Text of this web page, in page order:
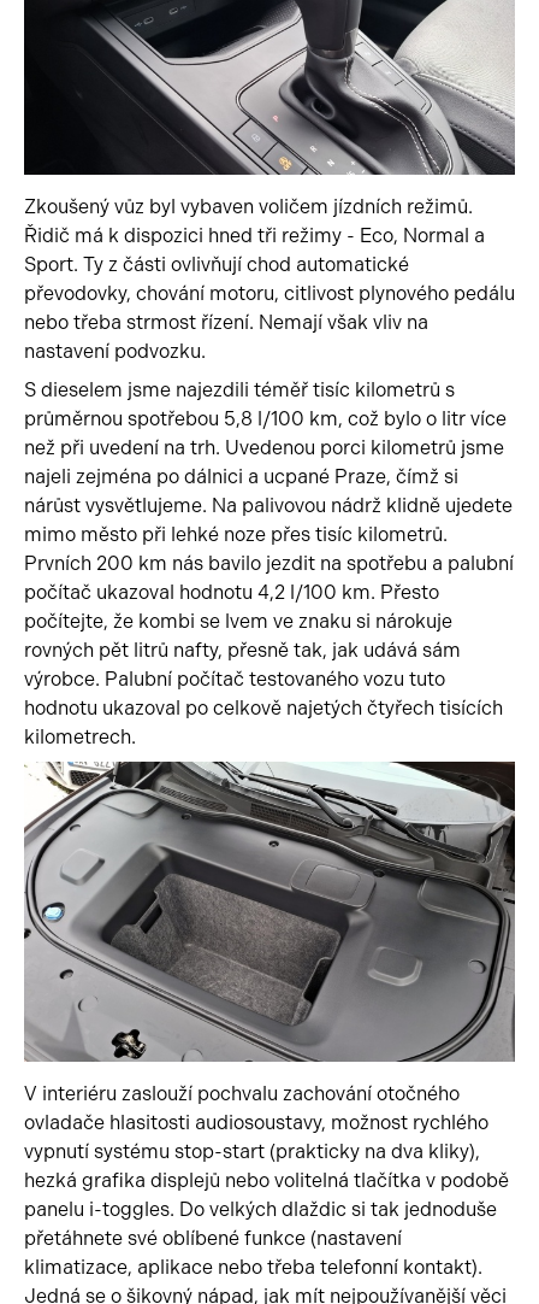
Zkoušený vůz byl vybaven voličem jízdních režimů.
Řidič má k dispozici hned tři režimy - Eco, Normal a
Sport. Ty z části ovlivňují chod automatické
převodovky, chování motoru, citlivost plynového pedálu
nebo třeba strmost řízení. Nemají však vliv na
nastavení podvozku.
S dieselem jsme najezdili téměř tisíc kilometrů s
průměrnou spotřebou 5,8 l/100 km, což bylo o litr více
než při uvedení na trh. Uvedenou porci kilometrů jsme
najeli zejména po dálnici a ucpané Praze, čímž si
nárůst vysvětlujeme. Na palivovou nádrž klidně ujedete
mimo město při lehké noze přes tisíc kilometrů.
Prvních 200 km nás bavilo jezdit na spotřebu a palubní
počítač ukazoval hodnotu 4,2 l/100 km. Přesto
počítejte, že kombi se lvem ve znaku si nárokuje
rovných pět litrů nafty, přesně tak, jak udává sám
výrobce. Palubní počítač testovaného vozu tuto
hodnotu ukazoval po celkově najetých čtyřech tisících
kilometrech.
V interiéru zaslouží pochvalu zachování otočného
ovladače hlasitosti audiosoustavy, možnost rychlého
vypnutí systému stop-start (prakticky na dva kliky),
hezká grafika displejů nebo volitelná tlačítka v podobě
panelu i-toggles. Do velkých dlaždic si tak jednoduše
přetáhnete své oblíbené funkce (nastavení
klimatizace, aplikace nebo třeba telefonní kontakt).
Jedná se o šikovný nápad, jak mít nejpoužívanější věci